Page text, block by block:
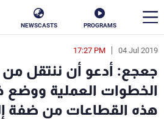
PROGRAMS
NEWSCASTS
04 Jul 2019
17:27 PM
جعجع: أدعو أن ننتقل من
الخطوات العملية ووضع
هذه القطاعات من ضفة
en
الأخبار
سياسة